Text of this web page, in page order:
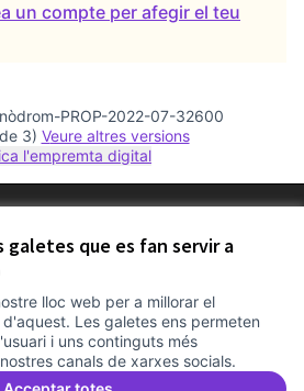
galetes que es fan servir a
lloc web per a millorar el
Les galetes ens permeten
i uns continguts més
canals de xarxes socials.
un compte per afegir el teu
PROP-2022-07-32600
3)
veure altres versions
l'empremta digital
lliure .